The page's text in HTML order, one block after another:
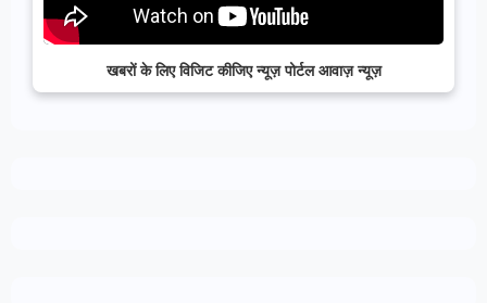
खबरों के लिए विजिट कीजिए न्यूज़ पोर्टल आवाज़ न्यूज़